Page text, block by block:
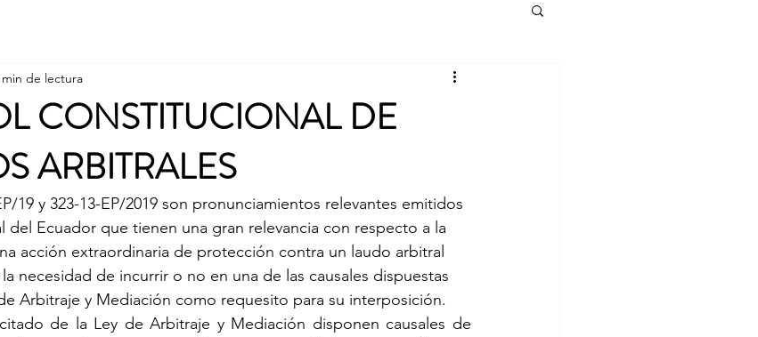
CONSTITUCIONAL DE
ARBITRALES
min de lectura
19 y 323-13-EP/2019 son pronunciamientos relevantes emitidos
Ecuador que tienen una gran relevancia con respecto a la
acción extraordinaria de protección contra un laudo arbitral
necesidad de incurrir o no en una de las causales dispuestas
Arbitraje y Mediación como requesito para su interposición.
de la Ley de Arbitraje y Mediación disponen causales de